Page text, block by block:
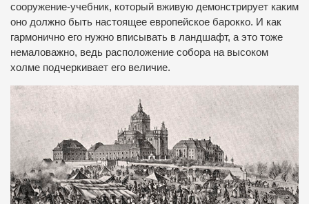
сооружение-учебник, который вживую демонстрирует каким
оно должно быть настоящее европейское барокко. И как
гармонично его нужно вписывать в ландшафт, а это тоже
немаловажно, ведь расположение собора на высоком
холме подчеркивает его величие.